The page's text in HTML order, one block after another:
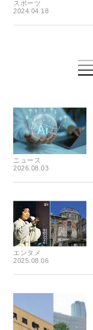
スポーツ
2024.04.18
ニュース
2026.08.03
エンタメ
2025.08.06